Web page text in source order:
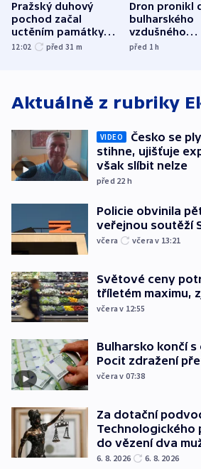
Pražský duhový
pochod začal
uctěním památky
obětí berlínského
12:02 před 31 m
Dron pronikl
bulharského
vzdušného
prostoru,
před 1h
Aktuálně z rubriky
VIDEO
Česko se
stihne, ujišťuje
však slíbit nelze
před 22 h
Policie obvinila
veřejnou soutěží
včera včera v 13:21
Světové ceny
tříletém maximu,
včera v 12:55
Bulharsko končí s
Pocit zdražení
včera v 07:38
Za dotační
Technologického
do vězení dva
6. 8. 2026 6. 8. 2026